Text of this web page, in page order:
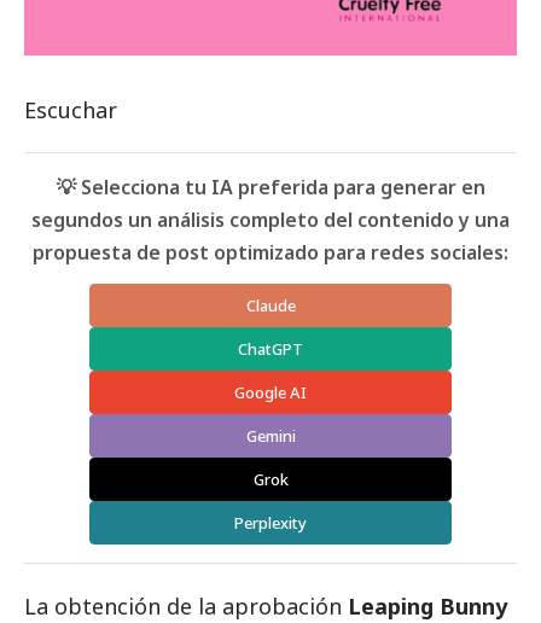
Escuchar
💡 Selecciona tu IA preferida para generar en
segundos un análisis completo del contenido y una
propuesta de post optimizado para redes sociales:
Claude
ChatGPT
Google AI
Gemini
Grok
Perplexity
La obtención de la aprobación Leaping Bunny